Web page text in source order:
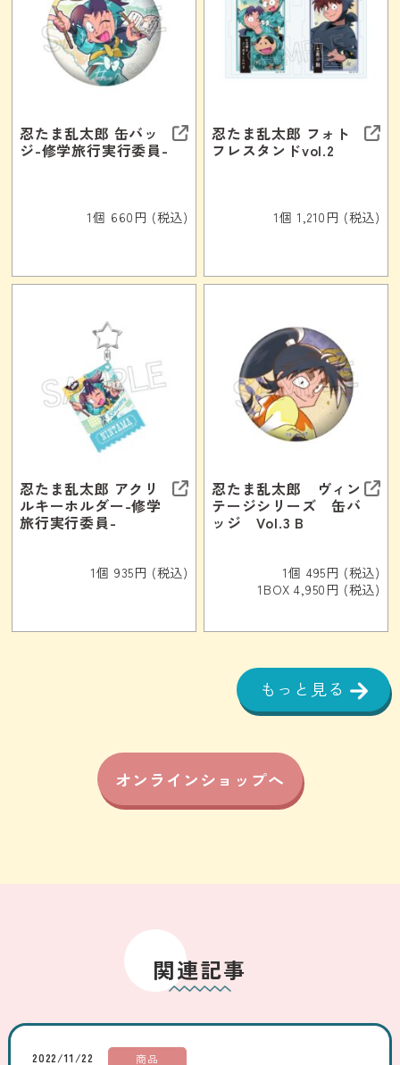
忍たま乱太郎 缶バッ
ジ-修学旅行実行委員-
1個 660円 (税込)
忍たま乱太郎 フォト
フレスタンドvol.2
1個 1,210円 (税込)
忍たま乱太郎 アクリ
ルキーホルダー-修学
旅行実行委員-
1個 935円 (税込)
忍たま乱太郎 ヴィン
テージシリーズ 缶バ
ッジ Vol.3 B
1個 495円 (税込)
1BOX 4,950円 (税込)
もっと見る
オンラインショップへ
関連記事
2022/11/22 商品